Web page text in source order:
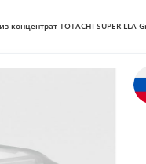
концентрат TOTACHI SUPER LLA